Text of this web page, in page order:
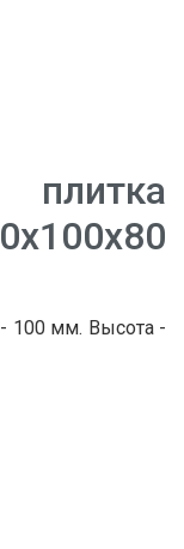
100 мм. Высота -